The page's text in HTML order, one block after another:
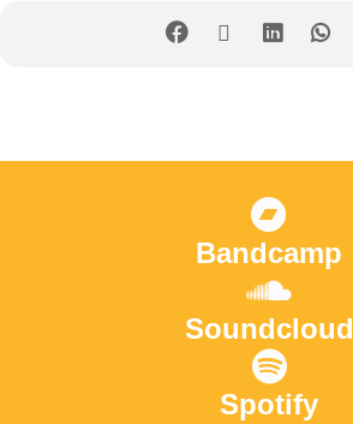
Bandcamp
Soundcloud
Spotify